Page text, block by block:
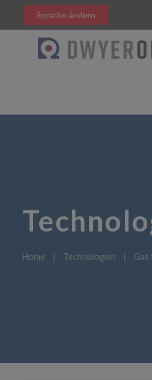
Sprache ändern
Home ❘ Technologien ❘ Gas